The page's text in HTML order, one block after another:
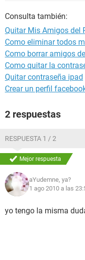
Consulta también:
Quitar Mis Amigos del
Como eliminar todos
Como borrar amigos
Como quitar la
Quitar contraseña ipad
Crear un perfil
2 respuestas
RESPUESTA 1 / 2
Mejor respuesta
aYudemne, ya?
1 ago 2010 a las
yo tengo la misma